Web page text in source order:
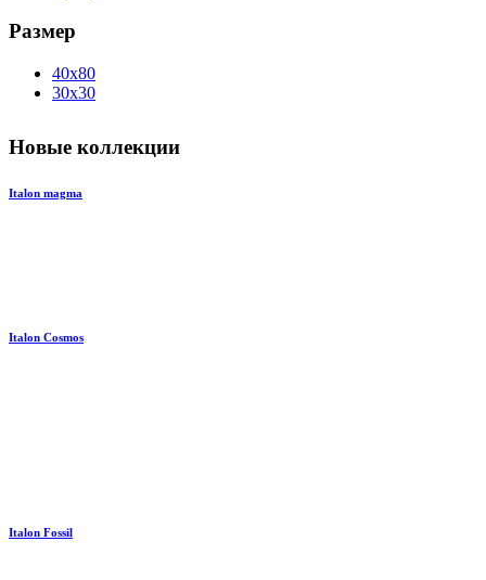
Размер
40x80
30x30
Новые коллекции
Italon magma
Italon Cosmos
Italon Fossil